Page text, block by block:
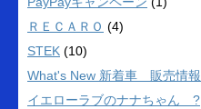
ＲＥＣＡＲＯ (4)
STEK (10)
What's New 新着車 販売情報
イエローラブのナナちゃん ?